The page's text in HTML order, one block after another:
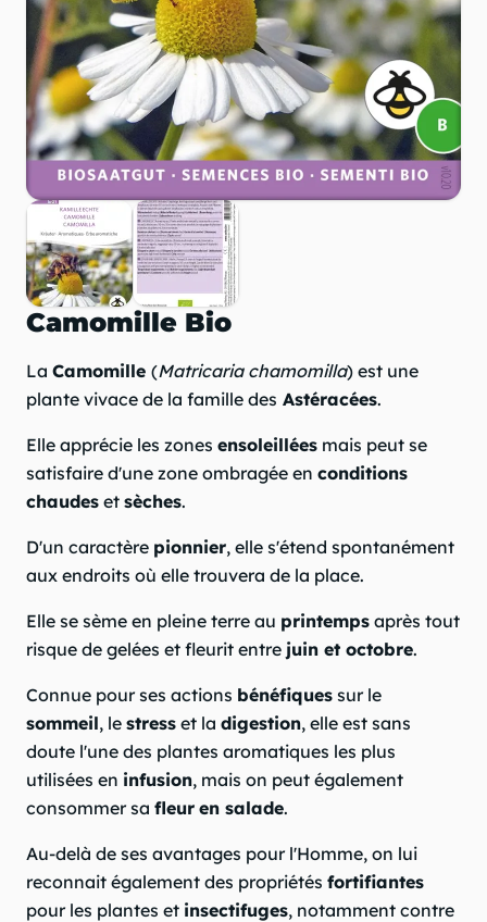
Camomille Bio
La Camomille (Matricaria chamomilla) est une
plante vivace de la famille des Astéracées.
Elle apprécie les zones ensoleillées mais peut se
satisfaire d'une zone ombragée en conditions
chaudes et sèches.
D'un caractère pionnier, elle s'étend spontanément
aux endroits où elle trouvera de la place.
Elle se sème en pleine terre au printemps après tout
risque de gelées et fleurit entre juin et octobre.
Connue pour ses actions bénéfiques sur le
sommeil, le stress et la digestion, elle est sans
doute l'une des plantes aromatiques les plus
utilisées en infusion, mais on peut également
consommer sa fleur en salade.
Au-delà de ses avantages pour l'Homme, on lui
reconnait également des propriétés fortifiantes
pour les plantes et insectifuges, notamment contre